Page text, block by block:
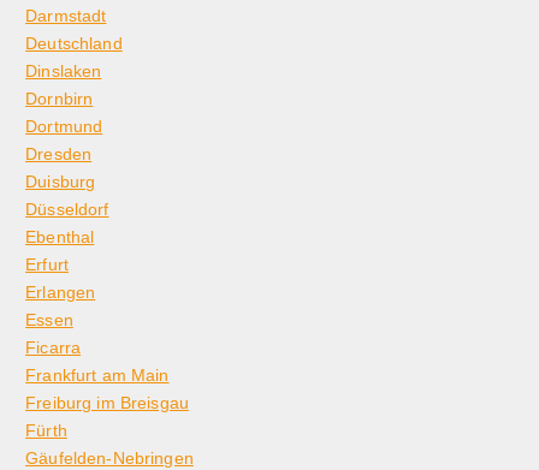
Darmstadt
Deutschland
Dinslaken
Dornbirn
Dortmund
Dresden
Duisburg
Düsseldorf
Ebenthal
Erfurt
Erlangen
Essen
Ficarra
Frankfurt am Main
Freiburg im Breisgau
Fürth
Gäufelden-Nebringen